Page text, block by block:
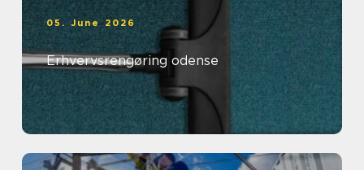
05. June 2026
Erhvervsrengøring odense